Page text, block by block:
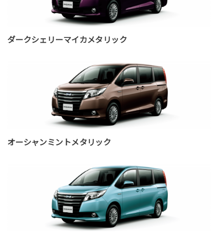
ダークシェリーマイカメタリック
オーシャンミントメタリック